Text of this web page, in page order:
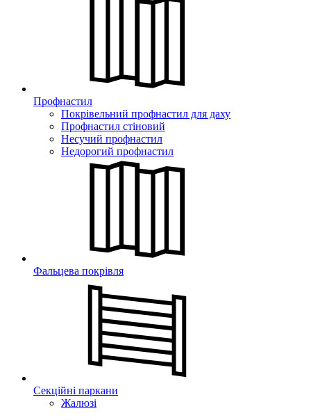
Профнастил
Покрівельний профнастил для даху
Профнастил стіновий
Несучий профнастил
Недорогий профнастил
Фальцева покрівля
Секційні паркани
Жалюзі